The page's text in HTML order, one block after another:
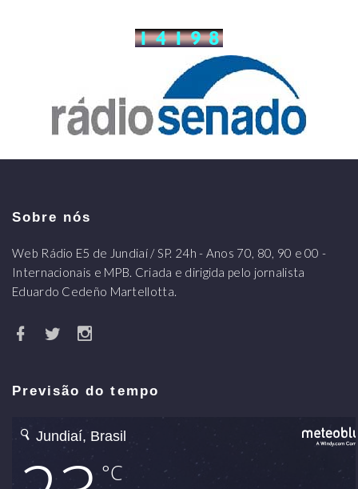
Sobre nós
Web Rádio E5 de Jundiaí / SP. 24h - Anos 70, 80, 90 e 00 -
Internacionais e MPB. Criada e dirigida pelo jornalista
Eduardo Cedeño Martellotta.
Previsão do tempo